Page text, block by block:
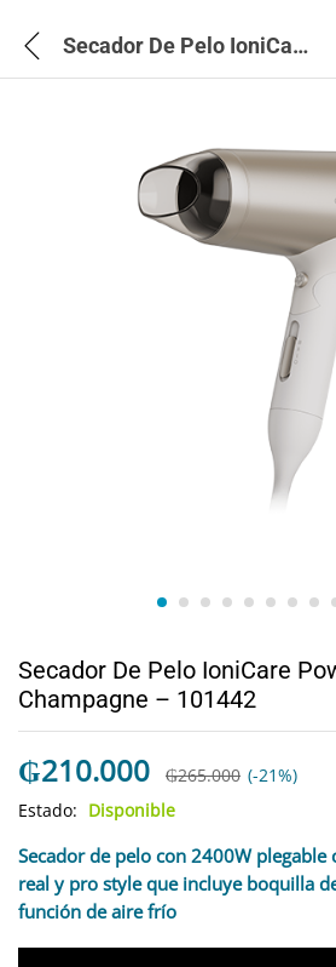
Secador De Pelo IoniCare Power&Go Heaven Champagne – 101442
Secador De Pelo IoniCare
Champagne – 101442
₲210.000 ₲265.000 (-21%)
Estado: Disponible
Secador de pelo con 2400W
real y pro style que incluye boquilla
función de aire frío